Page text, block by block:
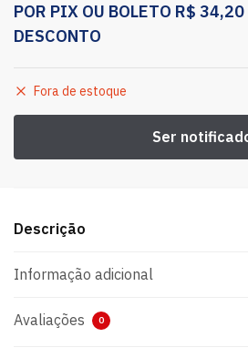
POR PIX OU BOLETO R$ 34,20
DESCONTO
Fora de estoque
Descrição
Informação adicional
Avaliações 0